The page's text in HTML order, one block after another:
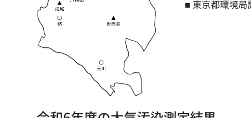
■ 東京都環境局